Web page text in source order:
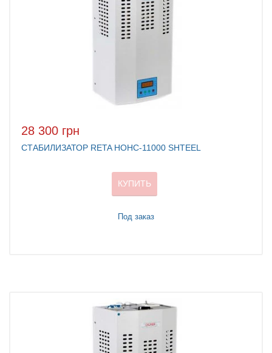
28 300 грн
СТАБИЛИЗАТОР RETA НОНС-11000 SHTEEL
КУПИТЬ
Под заказ